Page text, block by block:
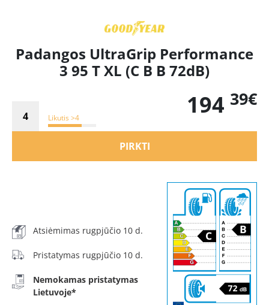
Padangos UltraGrip Performance
3 95 T XL (C B B 72dB)
Likutis >4 194 39€
PIRKTI
Atsiėmimas rugpjūčio 10 d.
Pristatymas rugpjūčio 10 d.
Nemokamas pristatymas
Lietuvoje*